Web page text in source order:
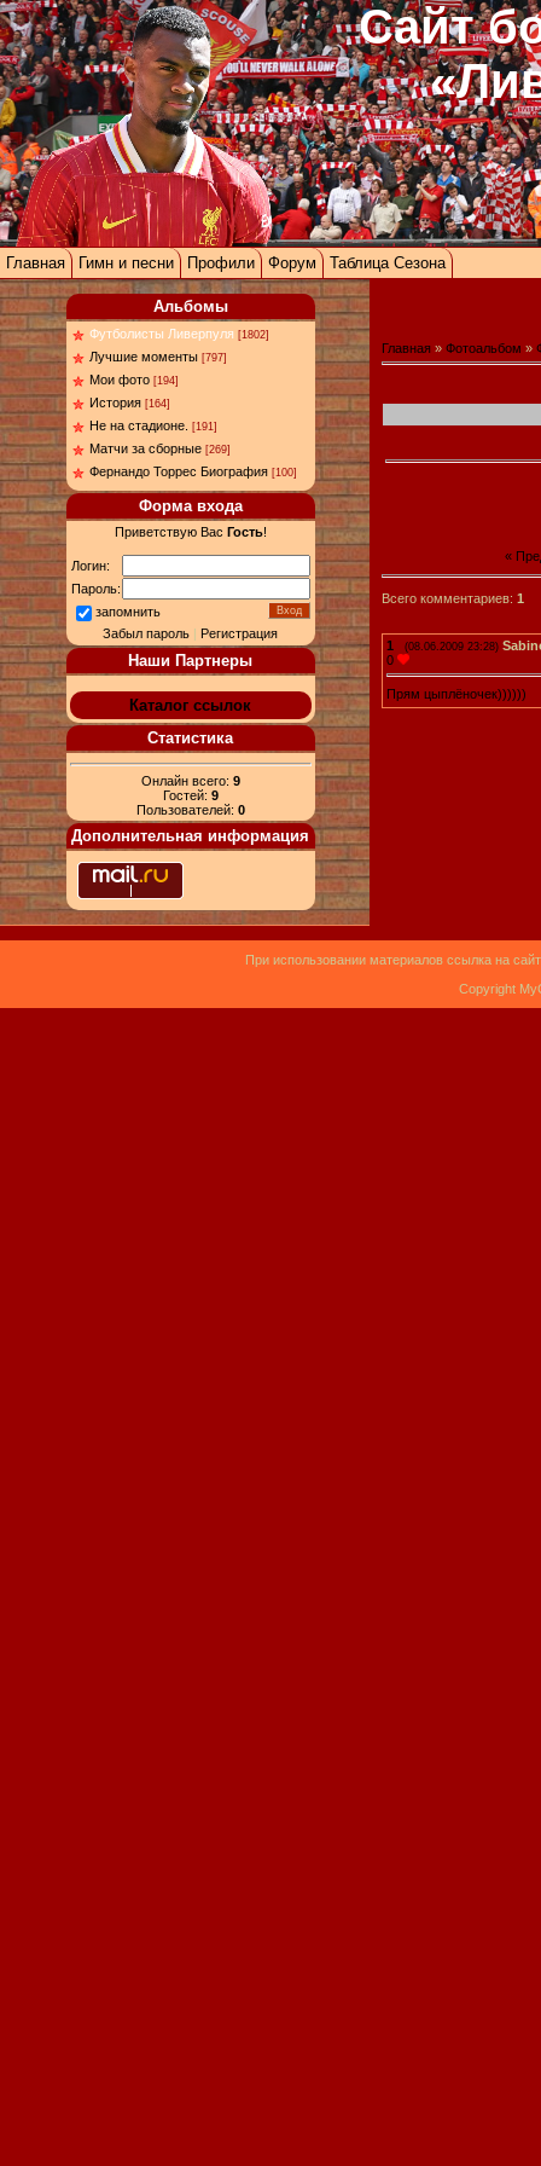
Сайт
Главная Гимн и песни Профили Форум Таблица Сезона
Альбомы
Футболисты Ливерпуля [1802]
Лучшие моменты [797]
Мои фото [194]
История [164]
Не на стадионе. [191]
Матчи за сборные [269]
Фернандо Торрес Биография [100]
Форма входа
Приветствую Вас Гость!
Логин:
Пароль:
запомнить
Забыл пароль |Регистрация
Наши Партнеры
Каталог ссылок
Статистика
Онлайн всего: 9
Гостей: 9
Пользователей: 0
Дополнительная информация
Главная » Фотоальбом »
«
Всего комментариев: 1
1 (08.06.2009 23:28)
0
Прям цыплёночек))))))
При использовании материалов ссылка на
Copyright